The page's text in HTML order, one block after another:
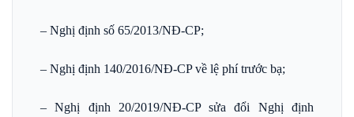
– Nghị định số 65/2013/NĐ-CP;
– Nghị định 140/2016/NĐ-CP về lệ phí trước bạ;
– Nghị định 20/2019/NĐ-CP sửa đổi Nghị định